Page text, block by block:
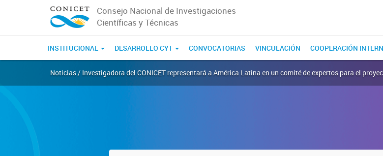
Consejo Nacional de Investigaciones
Científicas y Técnicas
INSTITUCIONAL DESARROLLO CYT CONVOCATORIAS VINCULACIÓN COOPERACIÓN
Noticias / Investigadora del CONICET representará a América Latina en un comité de expertos para el